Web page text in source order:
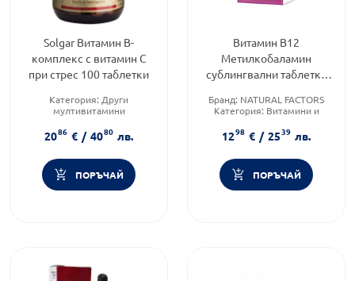
Solgar Витамин B-
комплекс с витамин C
при стрес 100 таблетки
Категория: Други
мултивитамини
Приложение:перорално
2086 € / 4080 лв.
ПОРЪЧАЙ
Витамин В12
Метилкобаламин
сублингвални таблетки
Factors
Бранд: NATURAL FACTORS
Категория: Витамини и
Форма на продукта: таблетки
1298 € / 2539 лв.
ПОРЪЧАЙ